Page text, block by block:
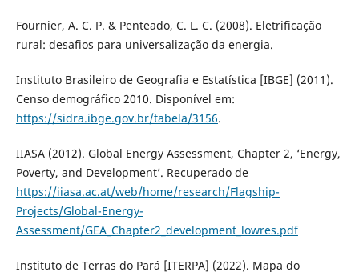
Fournier, A. C. P. & Penteado, C. L. C. (2008). Eletrificação
rural: desafios para universalização da energia.
Instituto Brasileiro de Geografia e Estatística [IBGE] (2011).
Censo demográfico 2010. Disponível em:
https://sidra.ibge.gov.br/tabela/3156.
IIASA (2012). Global Energy Assessment, Chapter 2, ‘Energy,
Poverty, and Development’. Recuperado de
https://iiasa.ac.at/web/home/research/Flagship-
Projects/Global-Energy-
Assessment/GEA_Chapter2_development_lowres.pdf
Instituto de Terras do Pará [ITERPA] (2022). Mapa do